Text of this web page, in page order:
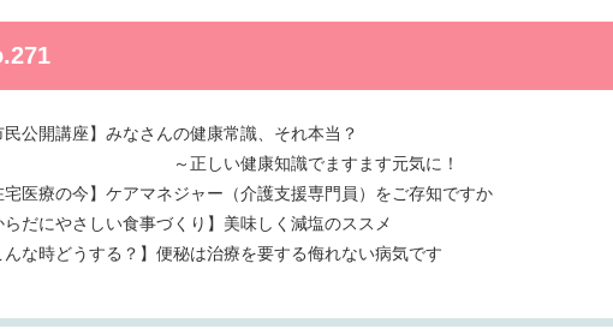
民公開講座】みなさんの健康常識、それ本当？
正しい健康知識でますます元気に！
宅医療の今】ケアマネジャー（介護支援専門員）をご存知ですか
らだにやさしい食事づくり】美味しく減塩のススメ
んな時どうする？】便秘は治療を要する侮れない病気です